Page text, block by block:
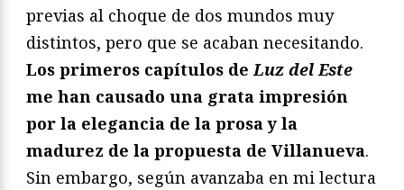
previas al choque de dos mundos muy
distintos, pero que se acaban necesitando.
Los primeros capítulos de Luz del Este
me han causado una grata impresión
por la elegancia de la prosa y la
madurez de la propuesta de Villanueva.
Sin embargo, según avanzaba en mi lectura